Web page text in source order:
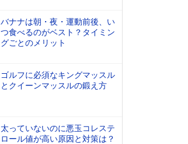
バナナは朝・夜・運動前後、い
つ食べるのがベスト？タイミン
グごとのメリット
ゴルフに必須なキングマッスル
とクイーンマッスルの鍛え方
太っていないのに悪玉コレステ
ロール値が高い原因と対策は？